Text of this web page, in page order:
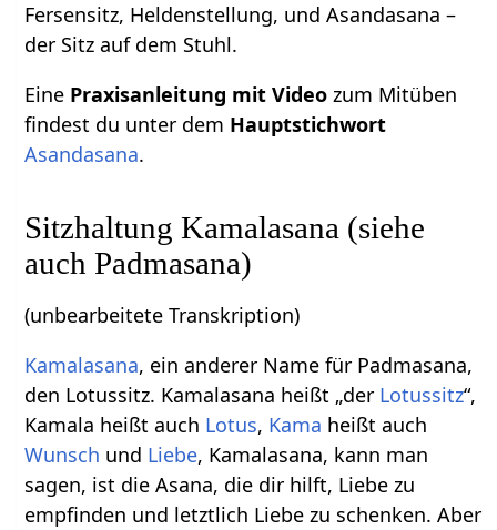
Fersensitz, Heldenstellung, und Asandasana –
der Sitz auf dem Stuhl.
Eine Praxisanleitung mit Video zum Mitüben
findest du unter dem Hauptstichwort
Asandasana.
Sitzhaltung Kamalasana (siehe
auch Padmasana)
(unbearbeitete Transkription)
Kamalasana, ein anderer Name für Padmasana,
den Lotussitz. Kamalasana heißt „der Lotussitz“,
Kamala heißt auch Lotus, Kama heißt auch
Wunsch und Liebe, Kamalasana, kann man
sagen, ist die Asana, die dir hilft, Liebe zu
empfinden und letztlich Liebe zu schenken. Aber